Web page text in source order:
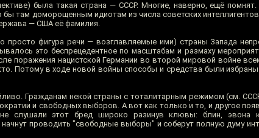
была такая страна — СССР. Многие, наверно, ещё
там доморощенным идиотам из числа советских
— США её фамилия.
просто фигура речи — возглавляемые ими) страны Запада
это беспрецедентное по масштабам и размаху
поражения нацистской Германии во второй мировой войне
Потому в ходе новой войны способы и средства были
Гражданам некой страны с тоталитарным режимом (см.
и свободных выборов. А вот как только и то, и другое
слушали этот бред широко разинув клювы: блин, эвона
проводить "свободные выборы" и соберут полную думу